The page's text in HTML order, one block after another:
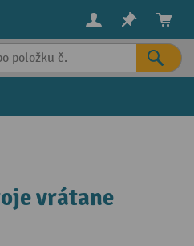
vrátane